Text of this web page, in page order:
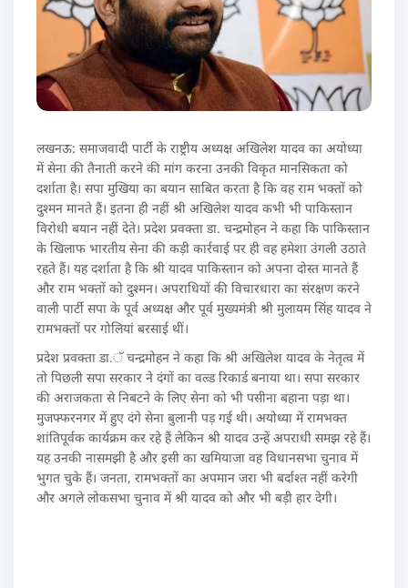
लखनऊ: समाजवादी पार्टी के राष्ट्रीय अध्यक्ष अखिलेश यादव का अयोध्या
में सेना की तैनाती करने की मांग करना उनकी विकृत मानसिकता को
दर्शाता है। सपा मुखिया का बयान साबित करता है कि वह राम भक्तों को
दुश्मन मानते हैं। इतना ही नहीं श्री अखिलेश यादव कभी भी पाकिस्तान
विरोधी बयान नहीं देते। प्रदेश प्रवक्ता डा. चन्द्रमोहन ने कहा कि पाकिस्तान
के खिलाफ भारतीय सेना की कड़ी कार्रवाई पर ही वह हमेशा उंगली उठाते
रहते हैं। यह दर्शाता है कि श्री यादव पाकिस्तान को अपना दोस्त मानते हैं
और राम भक्तों को दुश्मन। अपराधियों की विचारधारा का संरक्षण करने
वाली पार्टी सपा के पूर्व अध्यक्ष और पूर्व मुख्यमंत्री श्री मुलायम सिंह यादव ने
रामभक्तों पर गोलियां बरसाई थीं।
प्रदेश प्रवक्ता डा.ॅ चन्द्रमोहन ने कहा कि श्री अखिलेश यादव के नेतृत्व में
तो पिछली सपा सरकार ने दंगों का वल्र्ड रिकार्ड बनाया था। सपा सरकार
की अराजकता से निबटने के लिए सेना को भी पसीना बहाना पड़ा था।
मुजफ्फरनगर में हुए दंगे सेना बुलानी पड़ गई थी। अयोध्या में रामभक्त
शांतिपूर्वक कार्यक्रम कर रहे हैं लेकिन श्री यादव उन्हें अपराधी समझ रहे हैं।
यह उनकी नासमझी है और इसी का खमियाजा वह विधानसभा चुनाव में
भुगत चुके हैं। जनता, रामभक्तों का अपमान जरा भी बर्दाश्त नहीं करेगी
और अगले लोकसभा चुनाव में श्री यादव को और भी बड़ी हार देगी।